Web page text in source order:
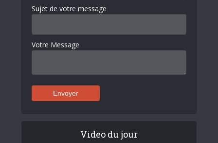
Sujet de votre message
Votre Message
Video du jour